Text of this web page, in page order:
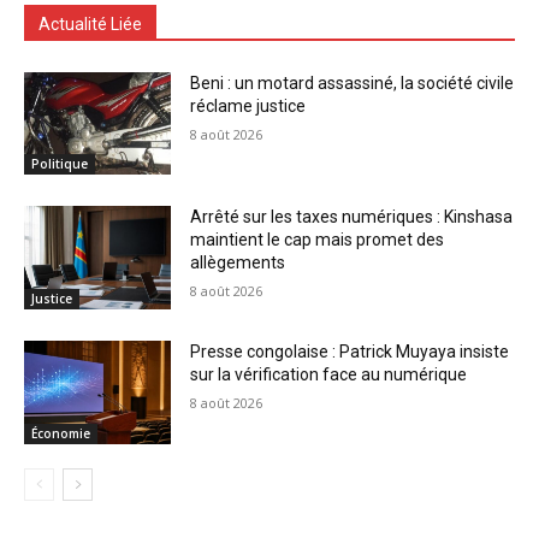
Actualité Liée
Politique
Beni : un motard assassiné, la société civile
réclame justice
8 août 2026
Justice
Arrêté sur les taxes numériques : Kinshasa
maintient le cap mais promet des
allègements
8 août 2026
Économie
Presse congolaise : Patrick Muyaya insiste
sur la vérification face au numérique
8 août 2026